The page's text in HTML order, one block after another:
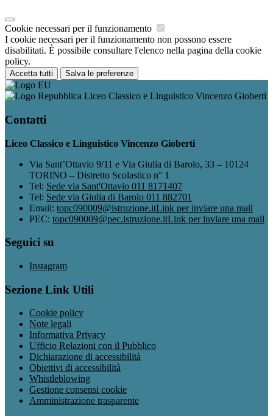
Cookie necessari per il funzionamento
I cookie necessari per il funzionamento non possono essere
disabilitati. È possibile consultare l'elenco nella pagina della cookie
policy.
Accetta tutti Salva le preferenze
Liceo Classico e Linguistico Vincenzo Gioberti
Contatti
Liceo Classico e Linguistico Vincenzo Gioberti
Via Sant’Ottavio 9/11 e Via Giulia di Barolo, 33 – 10124
TORINO – Distretto Scolastico n° 1
Tel: Sede via Sant'Ottavio 011 8171407
Tel: Sede via Giulia di Barolo 011 882701
Email: topc090009@istruzione.itLink per inviare una mail
PEC: topc090009@pec.istruzione.itLink per inviare una mail
Seguici su
Instagram
Sezione Link Utili
Cookie policy
Note legali
Informativa Privacy
Ufficio Relazioni con il Pubblico
Dichiarazione di accessibilità
Obiettivi di accessibilità
Whistleblowing
Gestione consensi cookie
Amministrazione trasparente